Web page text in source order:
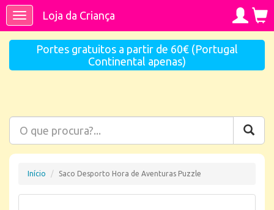
ToggleLoja da Criança
Portes gratuitos a partir de 60€ (Portugal
Continental apenas)
Início Saco Desporto Hora de Aventuras Puzzle